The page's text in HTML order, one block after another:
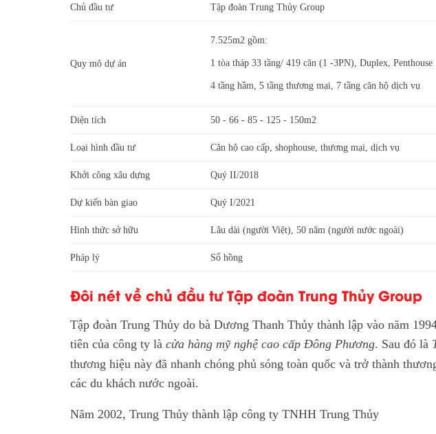
Chủ đầu tư Tập đoàn Trung Thủy Group
Quy mô dự án
7.525m2 gồm:
1 tòa tháp 33 tầng/ 419 căn (1 -3PN), Duplex, Penthouse
4 tầng hầm, 5 tầng thương mại, 7 tầng căn hộ dịch vụ
Diện tích 50 - 66 - 85 - 125 - 150m2
Loại hình đầu tư Căn hộ cao cấp, shophouse, thương mại, dịch vụ
Khởi công xâu dựng Quý II/2018
Dự kiến bàn giao Quý I/2021
Hình thức sở hữu Lâu dài (người Việt), 50 năm (người nước ngoài)
Pháp lý Sổ hồng
Đôi nét về chủ đầu tư Tập đoàn Trung Thủy Group
Tập đoàn Trung Thủy do bà Dương Thanh Thủy thành lập vào năm
tiên của công ty là cửa hàng mỹ nghệ cao cấp Đông Phương. Sau đó là
thương hiệu này đã nhanh chóng phủ sóng toàn quốc và trở thành
các du khách nước ngoài.
Năm 2002, Trung Thủy thành lập công ty TNHH Trung Thủy